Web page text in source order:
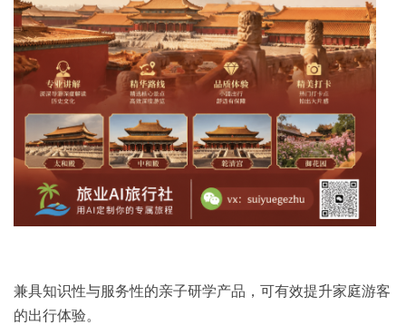
兼具知识性与服务性的亲子研学产品，可有效提升家庭游客
的出行体验。